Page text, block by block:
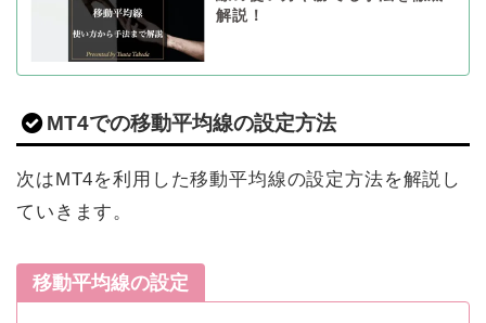
解説！
MT4での移動平均線の設定方法
次はMT4を利用した移動平均線の設定方法を解説し
ていきます。
移動平均線の設定